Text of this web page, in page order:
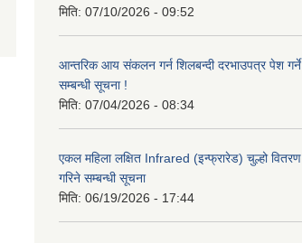
मिति: 07/10/2026 - 09:52
आन्तरिक आय संकलन गर्न शिलबन्दी दरभाउपत्र पेश गर्ने
सम्बन्धी सूचना !
मिति: 07/04/2026 - 08:34
एकल महिला लक्षित Infrared (इन्फ्रारेड) चुल्हो वितरण
गरिने सम्बन्धी सूचना
मिति: 06/19/2026 - 17:44